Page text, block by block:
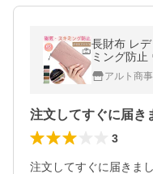
長財布 レ
ミング防止
ばら ラウ
帳 大容量
アルト商事
3
注文してすぐに届きま